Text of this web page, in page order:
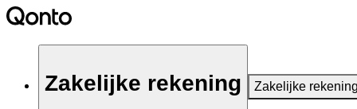
Zakelijke rekening Zakelijke